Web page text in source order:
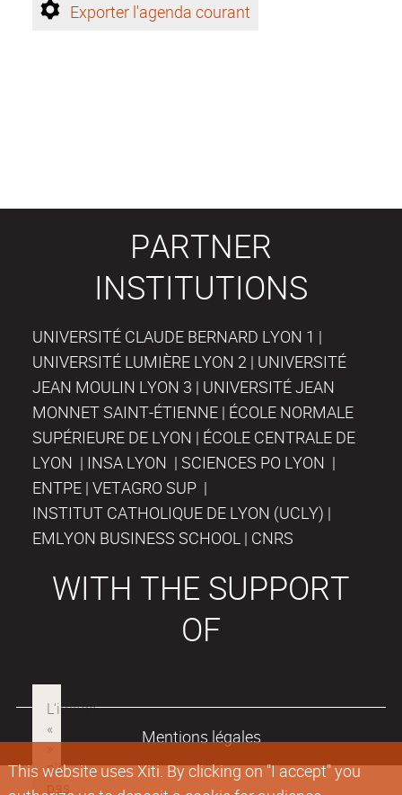
This website uses Xiti. By clicking on "I accept" you
Exporter l'agenda courant
PARTNER
INSTITUTIONS
UNIVERSITÉ CLAUDE BERNARD LYON 1 |
UNIVERSITÉ LUMIÈRE LYON 2 | UNIVERSITÉ
JEAN MOULIN LYON 3 | UNIVERSITÉ JEAN
MONNET SAINT-ÉTIENNE | ÉCOLE NORMALE
SUPÉRIEURE DE LYON | ÉCOLE CENTRALE DE
LYON | INSA LYON | SCIENCES PO LYON |
ENTPE | VETAGRO SUP |
INSTITUT CATHOLIQUE DE LYON (UCLY) |
EMLYON BUSINESS SCHOOL | CNRS
WITH THE SUPPORT
OF
Mentions légales